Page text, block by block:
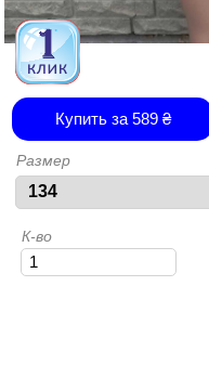
Купить за 589₴
Размер
К-во